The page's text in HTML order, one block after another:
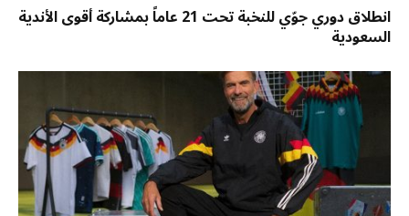
انطلاق دوري جوّي للنخبة تحت 21 عاماً بمشاركة أقوى الأندية
السعودية